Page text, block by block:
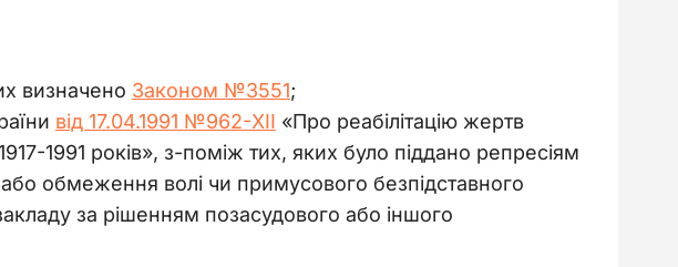
визначено Законом №3551;
від 17.04.1991 №962-XII «Про реабілітацію жертв
1991 років», з-поміж тих, яких було піддано репресіям
обмеження волі чи примусового безпідставного
за рішенням позасудового або іншого